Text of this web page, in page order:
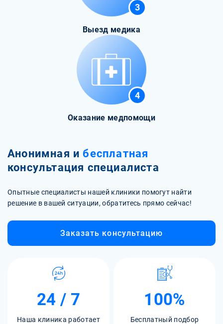
3
Выезд медика
4
Оказание медпомощи
Анонимная и бесплатная
консультация специалиста
Опытные специалисты нашей клиники помогут найти
решение в вашей ситуации, обратитесь прямо сейчас!
Заказать консультацию
24 / 7
Наша клиника работает
100%
Бесплатный подбор